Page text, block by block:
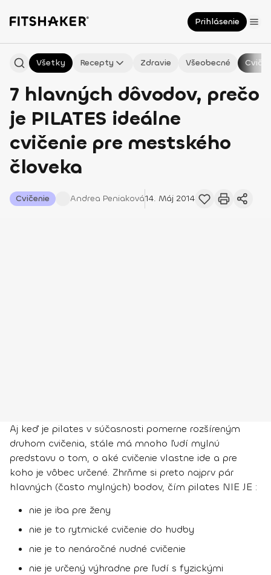
Prihlásenie
Všetky Recepty Zdravie Všeobecné
7 hlavných dôvodov, prečo
je PILATES ideálne
cvičenie pre mestského
človeka
Cvičenie Andrea Peniaková14. Máj 2014
Aj keď je pilates v súčasnosti pomerne rozšíreným
druhom cvičenia, stále má mnoho ľudí mylnú
predstavu o tom, o aké cvičenie vlastne ide a pre
koho je vôbec určené. Zhrňme si preto najprv pár
hlavných (často mylných) bodov, čím pilates NIE JE :
nie je iba pre ženy
nie je to rytmické cvičenie do hudby
nie je to nenáročné nudné cvičenie
nie je určený výhradne pre ľudí s fyzickými